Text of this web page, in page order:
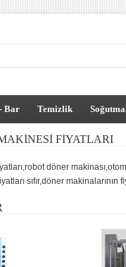
Bar Temizlik
FIYATLARI
döner
sıfır,döner makinalarının